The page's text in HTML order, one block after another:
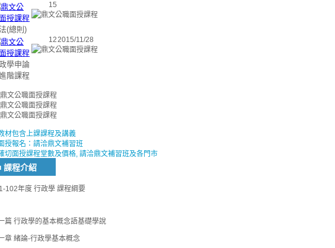
(總則)
15
學申論
階課程
122015/11/28
材包含上課課程及講義
授報名：請洽鼎文補習班
切面授課程堂數及價格, 請洽鼎文補習班及各門市
課程介紹
102年度 行政學 課程綱要
篇 行政學的基本概念語基礎學說
章 緒論-行政學基本概念